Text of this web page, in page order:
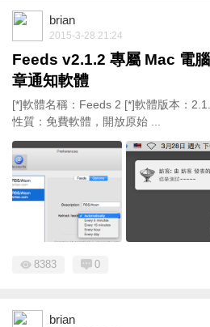
brian
2015-3-28 21:24
Feeds v2.1.2 專屬 Mac 電
章通知軟體
[*]軟體名稱：Feeds 2 [*]軟體版本：
性質：免費軟體，開放原始 ...
8383 0
brian